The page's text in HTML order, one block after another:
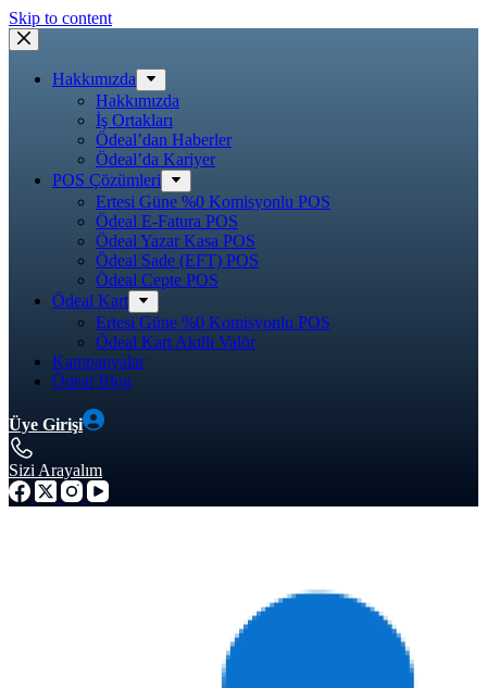
Skip to content
Hakkımızda
Hakkımızda
İş Ortakları
Ödeal’dan Haberler
Ödeal’da Kariyer
POS Çözümleri
Ertesi Güne %0 Komisyonlu POS
Ödeal E-Fatura POS
Ödeal Yazar Kasa POS
Ödeal Sade (EFT) POS
Ödeal Cepte POS
Ödeal Kart
Ertesi Güne %0 Komisyonlu POS
Ödeal Kart Akıllı Valör
Kampanyalar
Ödeal Blog
Üye Girişi
Sizi Arayalım